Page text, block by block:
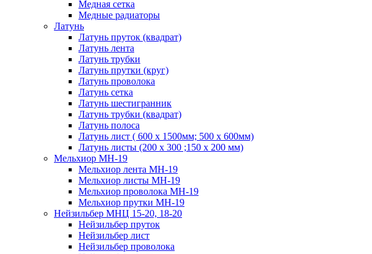
Медная сетка
Медные радиаторы
Латунь
Латунь пруток (квадрат)
Латунь лента
Латунь трубки
Латунь прутки (круг)
Латунь проволока
Латунь сетка
Латунь шестигранник
Латунь трубки (квадрат)
Латунь полоса
Латунь лист ( 600 х 1500мм; 500 х 600мм)
Латунь листы (200 х 300 ;150 х 200 мм)
Мельхиор МН-19
Мельхиор лента МН-19
Мельхиор листы МН-19
Мельхиор проволока МН-19
Мельхиор прутки МН-19
Нейзильбер МНЦ 15-20, 18-20
Нейзильбер пруток
Нейзильбер лист
Нейзильбер проволока